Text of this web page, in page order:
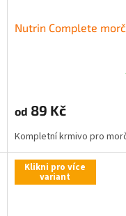
Nutrin Complete
od 89 Kč
Kompletní krmivo pro
Klikni pro více
variant